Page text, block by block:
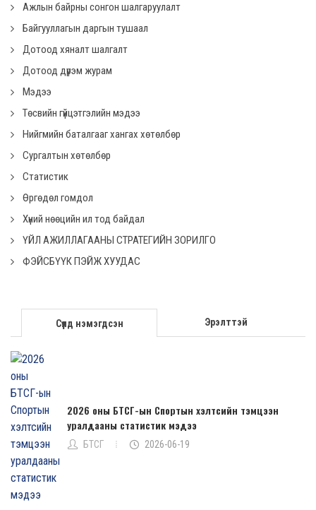
Ажлын байрны сонгон шалгаруулалт
Байгууллагын даргын тушаал
Дотоод хяналт шалгалт
Дотоод дүрэм журам
Мэдээ
Төсвийн гүйцэтгэлийн мэдээ
Нийгмийн баталгааг хангах хөтөлбөр
Сургалтын хөтөлбөр
Статистик
Өргөдөл гомдол
Хүний нөөцийн ил тод байдал
ҮЙЛ АЖИЛЛАГААНЫ СТРАТЕГИЙН ЗОРИЛГО
ФЭЙСБҮҮК ПЭЙЖ ХУУДАС
Сүүлд нэмэгдсэн Эрэлттэй
2026 оны БТСГ-ын Спортын хэлтсийн тэмцээн
уралдааны статистик мэдээ
БТСГ 2026-06-19